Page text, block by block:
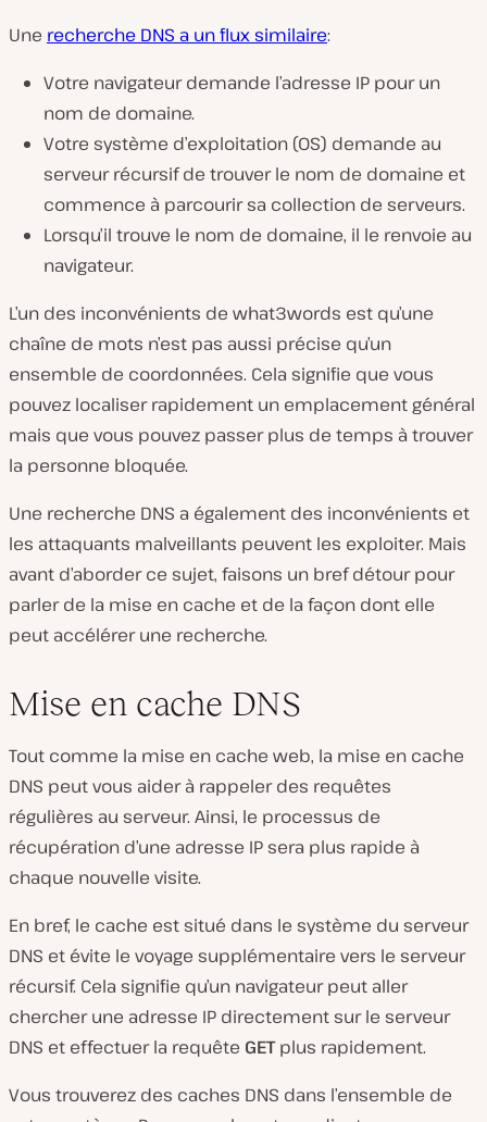
Une recherche DNS a un flux similaire:
Votre navigateur demande l’adresse IP pour un
nom de domaine.
Votre système d’exploitation (OS) demande au
serveur récursif de trouver le nom de domaine et
commence à parcourir sa collection de serveurs.
Lorsqu’il trouve le nom de domaine, il le renvoie au
navigateur.
L’un des inconvénients de what3words est qu’une
chaîne de mots n’est pas aussi précise qu’un
ensemble de coordonnées. Cela signifie que vous
pouvez localiser rapidement un emplacement général
mais que vous pouvez passer plus de temps à trouver
la personne bloquée.
Une recherche DNS a également des inconvénients et
les attaquants malveillants peuvent les exploiter. Mais
avant d’aborder ce sujet, faisons un bref détour pour
parler de la mise en cache et de la façon dont elle
peut accélérer une recherche.
Mise en cache DNS
Tout comme la mise en cache web, la mise en cache
DNS peut vous aider à rappeler des requêtes
régulières au serveur. Ainsi, le processus de
récupération d’une adresse IP sera plus rapide à
chaque nouvelle visite.
En bref, le cache est situé dans le système du serveur
DNS et évite le voyage supplémentaire vers le serveur
récursif. Cela signifie qu’un navigateur peut aller
chercher une adresse IP directement sur le serveur
DNS et effectuer la requête GETplus rapidement.
Vous trouverez des caches DNS dans l’ensemble de